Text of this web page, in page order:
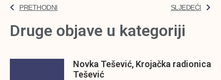
PRETHODNI SLJEDEĆI
Druge objave u kategoriji
Novka Tešević, Krojačka radionica
Tešević